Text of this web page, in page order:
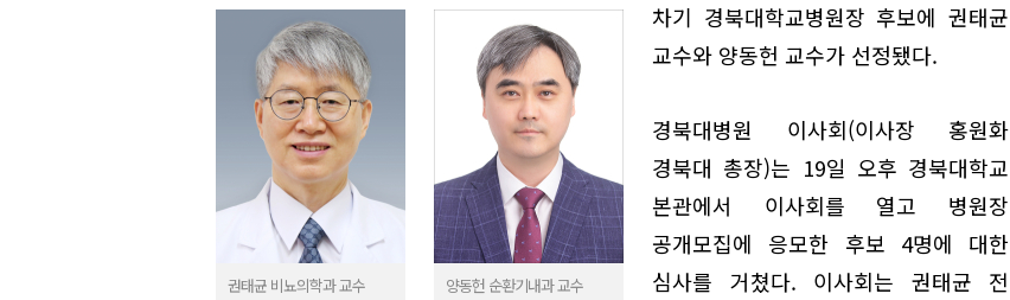
권태균 비뇨의학과 교수 양동헌 순환기내과 교수
차기 경북대학교병원장 후보에 권태균
교수와 양동헌 교수가 선정됐다.
경북대병원 이사회(이사장 홍원화
경북대 총장)는 19일 오후 경북대학교
본관에서 이사회를 열고 병원장
공개모집에 응모한 후보 4명에 대한
심사를 거쳤다. 이사회는 권태균 전